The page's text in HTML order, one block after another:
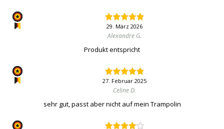
29. März 2026
Alexandre G.
Produkt entspricht
27. Februar 2025
Celine D.
sehr gut, passt aber nicht auf mein Trampolin